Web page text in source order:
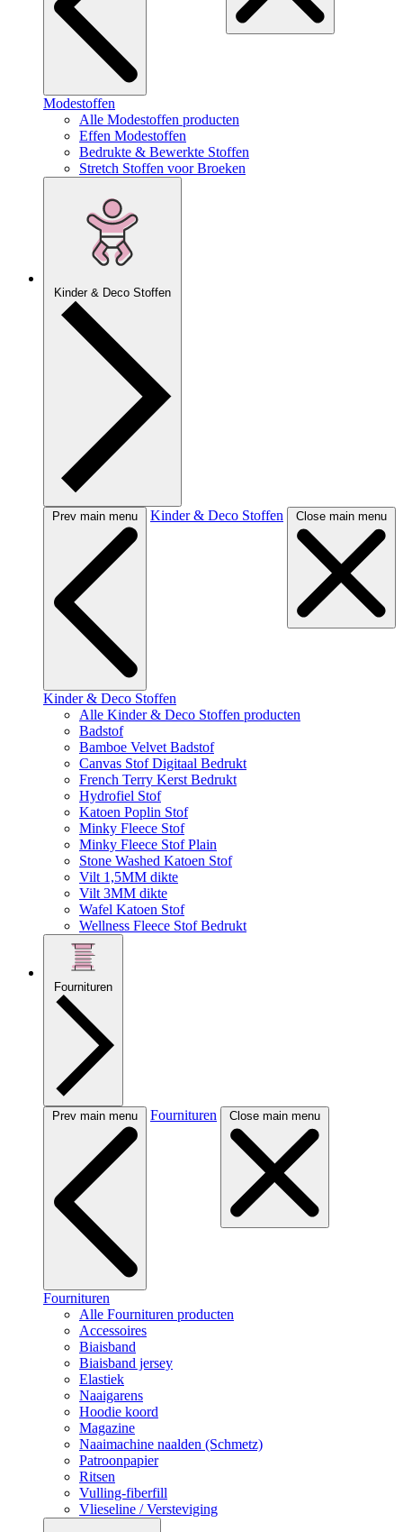
Modestoffen
Alle Modestoffen producten
Effen Modestoffen
Bedrukte & Bewerkte Stoffen
Stretch Stoffen voor Broeken
Kinder & Deco Stoffen
Prev main menu Kinder & Deco Stoffen Close main menu
Kinder & Deco Stoffen
Alle Kinder & Deco Stoffen producten
Badstof
Bamboe Velvet Badstof
Canvas Stof Digitaal Bedrukt
French Terry Kerst Bedrukt
Hydrofiel Stof
Katoen Poplin Stof
Minky Fleece Stof
Minky Fleece Stof Plain
Stone Washed Katoen Stof
Vilt 1,5MM dikte
Vilt 3MM dikte
Wafel Katoen Stof
Wellness Fleece Stof Bedrukt
Fournituren
Prev main menu Fournituren Close main menu
Fournituren
Alle Fournituren producten
Accessoires
Biaisband
Biaisband jersey
Elastiek
Naaigarens
Hoodie koord
Magazine
Naaimachine naalden (Schmetz)
Patroonpapier
Ritsen
Vulling-fiberfill
Vlieseline / Versteviging